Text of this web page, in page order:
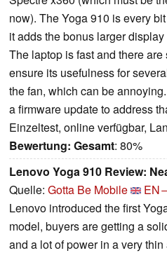
now). The Yoga 910 is every
it adds the bonus larger
The laptop is fast and there
ensure its usefulness for
the fan, which can be
a firmware update to address
Einzeltest, online verfügbar,
Bewertung: Gesamt: 80%
Lenovo Yoga 910 Review:
Quelle: Gotta Be Mobile
Lenovo introduced the first
model, buyers are getting a
and a lot of power in a very